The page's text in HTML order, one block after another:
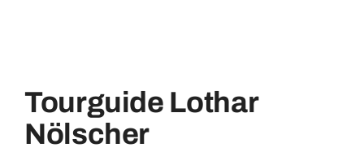
Tourguide Lothar
Nölscher